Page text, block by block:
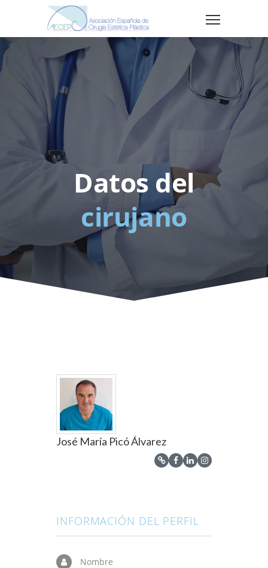
Datos del
cirujano
José María Picó Álvarez
INFORMACIÓN DEL PERFIL
Nombre